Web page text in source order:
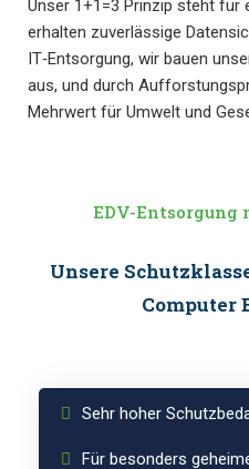
Unser 1+1=3 Prinzip steht für
erhalten zuverlässige
IT‑Entsorgung, wir bauen
aus, und durch
Mehrwert für Umwelt und
EDV-Entsorgung
Unsere
Computer
Schutzklasse
3
Sehr hoher
Für besonders